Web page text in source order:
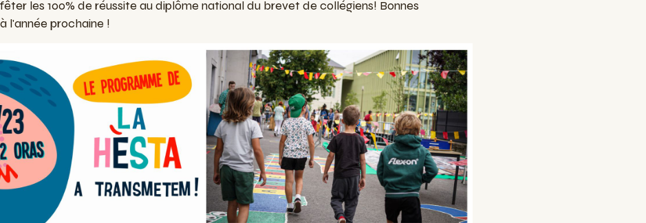
les 100% de réussite au diplôme national du brevet de collégiens! Bonnes
l'année prochaine !